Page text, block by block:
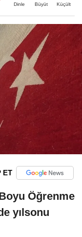
Dinle Büyüt Küçült
ET
Öğrenme
yılsonu